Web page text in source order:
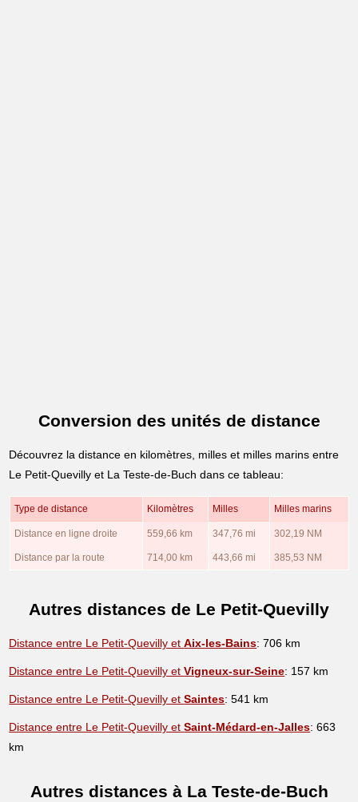
Conversion des unités de distance
Découvrez la distance en kilomètres, milles et milles marins entre
Le Petit-Quevilly et La Teste-de-Buch dans ce tableau:
Type de distance Kilomètres Milles Milles marins
Distance en ligne droite 559,66 km 347,76 mi 302,19 NM
Distance par la route 714,00 km 443,66 mi 385,53 NM
Autres distances de Le Petit-Quevilly
Distance entre Le Petit-Quevilly etAix-les-Bains: 706 km
Distance entre Le Petit-Quevilly etVigneux-sur-Seine: 157 km
Distance entre Le Petit-Quevilly etSaintes: 541 km
Distance entre Le Petit-Quevilly etSaint-Médard-en-Jalles: 663
km
Autres distances à La Teste-de-Buch